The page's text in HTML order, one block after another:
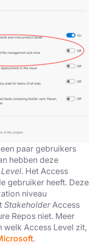
paar gebruikers
hebben deze
. Het Access
gebruiker heeft. Deze
niveau
StakeholderAccess
Repos niet. Meer
welk Access Level zit,
.